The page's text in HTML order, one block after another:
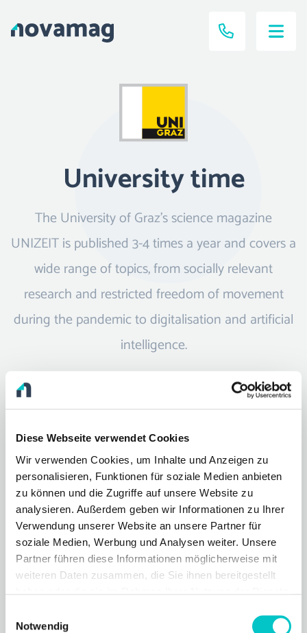
Diese Webseite verwendet Cookies
Wir verwenden Cookies, um Inhalte und Anzeigen zu
personalisieren, Funktionen für soziale Medien anbieten
zu können und die Zugriffe auf unsere Website zu
analysieren. Außerdem geben wir Informationen zu Ihrer
Verwendung unserer Website an unsere Partner für
soziale Medien, Werbung und Analysen weiter. Unsere
Partner führen diese Informationen möglicherweise mit
weiteren Daten zusammen, die Sie ihnen bereitgestellt
Notwendig
University time
The University of Graz's science magazine
UNIZEIT is published 3-4 times a year and covers a
wide range of topics, from socially relevant
research and restricted freedom of movement
during the pandemic to digitalisation and artificial
intelligence.